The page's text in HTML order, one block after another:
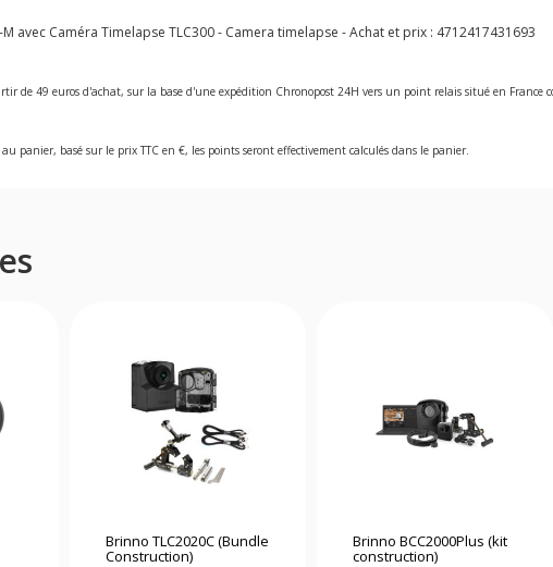
avec Caméra Timelapse TLC300 - Camera timelapse - Achat et prix : 4712417431693
de 49 euros d'achat, sur la base d'une expédition Chronopost 24H vers un point relais situé en
panier, basé sur le prix TTC en €, les points seront effectivement calculés dans le panier.
Brinno TLC2020C (Bundle
Construction)
Brinno BCC2000Plus (kit
construction)